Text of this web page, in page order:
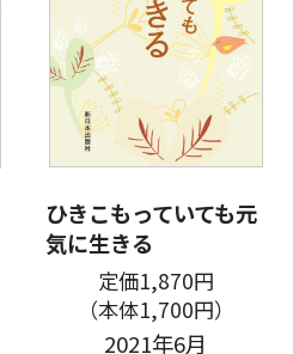
ひきこもっていても元
気に生きる
定価1,870円
（本体1,700円）
2021年6月